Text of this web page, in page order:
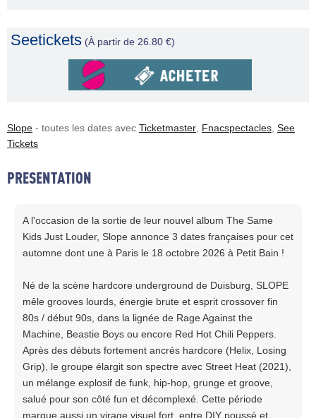
Seetickets (À partir de 26.80 €)
Slope - toutes les dates avec Ticketmaster, Fnacspectacles, See
Tickets
PRESENTATION
A l'occasion de la sortie de leur nouvel album The Same
Kids Just Louder, Slope annonce 3 dates françaises pour cet
automne dont une à Paris le 18 octobre 2026 à Petit Bain !
Né de la scène hardcore underground de Duisburg, SLOPE
mêle grooves lourds, énergie brute et esprit crossover fin
80s / début 90s, dans la lignée de Rage Against the
Machine, Beastie Boys ou encore Red Hot Chili Peppers.
Après des débuts fortement ancrés hardcore (Helix, Losing
Grip), le groupe élargit son spectre avec Street Heat (2021),
un mélange explosif de funk, hip-hop, grunge et groove,
salué pour son côté fun et décomplexé. Cette période
marque aussi un virage visuel fort, entre DIY poussé et